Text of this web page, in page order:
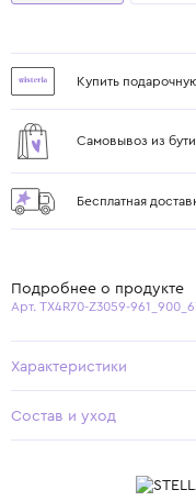
Купить
Самовывоз из
Бесплатная
Подробнее о продукте
Арт. TX4R70-Z3059-
Характеристики
Состав и уход